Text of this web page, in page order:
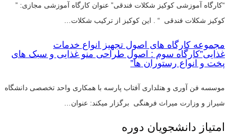
“کارگاه آموزشی کوکیز شکلات فندقی” عنوان کارگاه آموزشی مجازی: ”
کوکیز شکلات فندقی “ . این کوکیز از ترکیب شکلات…
مجموعه کارگاه های اصول تجهیز انواع خدمات
غذایی”کارگاه سوم : اصول طراحی منو غذایی و سبک های
پخت و انواع رستوران ها”
موسسه فن آوری و هتلداری آفتاب پارسه با همکاری واحد تخصصی دانشگاه
شیراز و وزارت میراث فرهنگی برگزار میکند: عنوان…
امتیاز دانشجویان دوره